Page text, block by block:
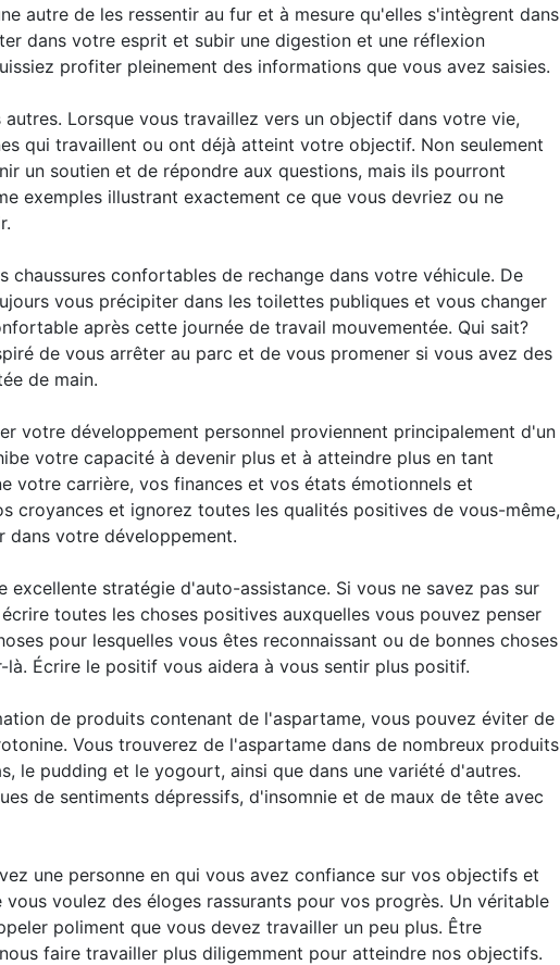
autre de les ressentir au fur et à mesure qu'elles s'intègrent dans
dans votre esprit et subir une digestion et une réflexion
profiter pleinement des informations que vous avez saisies.
autres. Lorsque vous travaillez vers un objectif dans votre vie,
qui travaillent ou ont déjà atteint votre objectif. Non seulement
un soutien et de répondre aux questions, mais ils pourront
exemples illustrant exactement ce que vous devriez ou ne
chaussures confortables de rechange dans votre véhicule. De
vous précipiter dans les toilettes publiques et vous changer
après cette journée de travail mouvementée. Qui sait?
de vous arrêter au parc et de vous promener si vous avez des
de main.
votre développement personnel proviennent principalement d'un
votre capacité à devenir plus et à atteindre plus en tant
votre carrière, vos finances et vos états émotionnels et
croyances et ignorez toutes les qualités positives de vous-même,
dans votre développement.
excellente stratégie d'auto-assistance. Si vous ne savez pas sur
toutes les choses positives auxquelles vous pouvez penser
pour lesquelles vous êtes reconnaissant ou de bonnes choses
Écrire le positif vous aidera à vous sentir plus positif.
de produits contenant de l'aspartame, vous pouvez éviter de
Vous trouverez de l'aspartame dans de nombreux produits
le pudding et le yogourt, ainsi que dans une variété d'autres.
de sentiments dépressifs, d'insomnie et de maux de tête avec
une personne en qui vous avez confiance sur vos objectifs et
voulez des éloges rassurants pour vos progrès. Un véritable
poliment que vous devez travailler un peu plus. Être
faire travailler plus diligemment pour atteindre nos objectifs.